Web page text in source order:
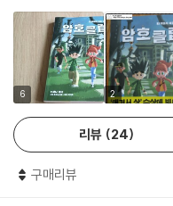
레유의 전기, 혹은 암호가 등장
『춤추는 사람』을 함께 읽는
대 전화나 컴퓨터에서 쓰는 통
들은 자신이 사용하는 통신 용
책을 읽고 나서 아이들은 직접
지를 보내서 상대방의 암호를
하고 해결하면서 아이들은 논
6 2
리뷰 24
구매리뷰